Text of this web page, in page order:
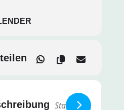
bei Getränken und
die bisher noch nicht
und die Gemeinschaft zu